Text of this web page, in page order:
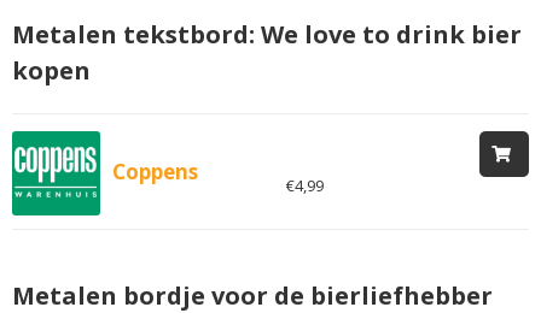
Metalen tekstbord: We love to drink bier
kopen
Coppens €4,99
Metalen bordje voor de bierliefhebber